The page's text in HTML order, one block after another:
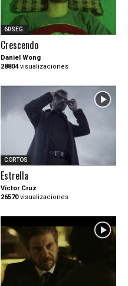
60SEG.
Crescendo
Daniel Wong
28804visualizaciones
CORTOS
Estrella
Víctor Cruz
26570visualizaciones